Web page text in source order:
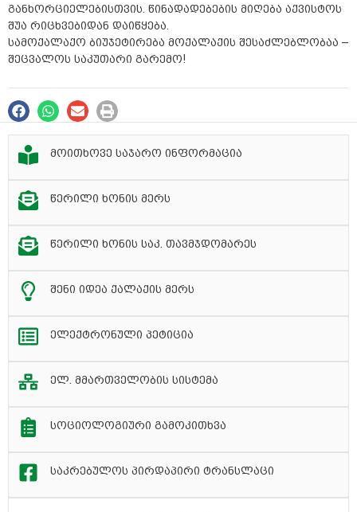
განხორციელებისთვის. წინადადებების მიღება აქვისტოს
შუა რიცხვებიდან დაიწყება.
სამოქალაქო ბიუჯეტირება მოქალაქის შესაძლებლობაა –
შეცვალოს საკუთარი გარემო!
მოითხოვე საჯარო ინფორმაცია
წერილი ხონის მერს
წერილი ხონის საკ. თავმჯდომარეს
შენი იდეა ქალაქის მერს
ელექტრონული პეტიცია
ელ. მმართველობის სისტემა
სოციოლოგიური გამოკითხვა
საკრებულოს პირდაპირი ტრანსლაცი